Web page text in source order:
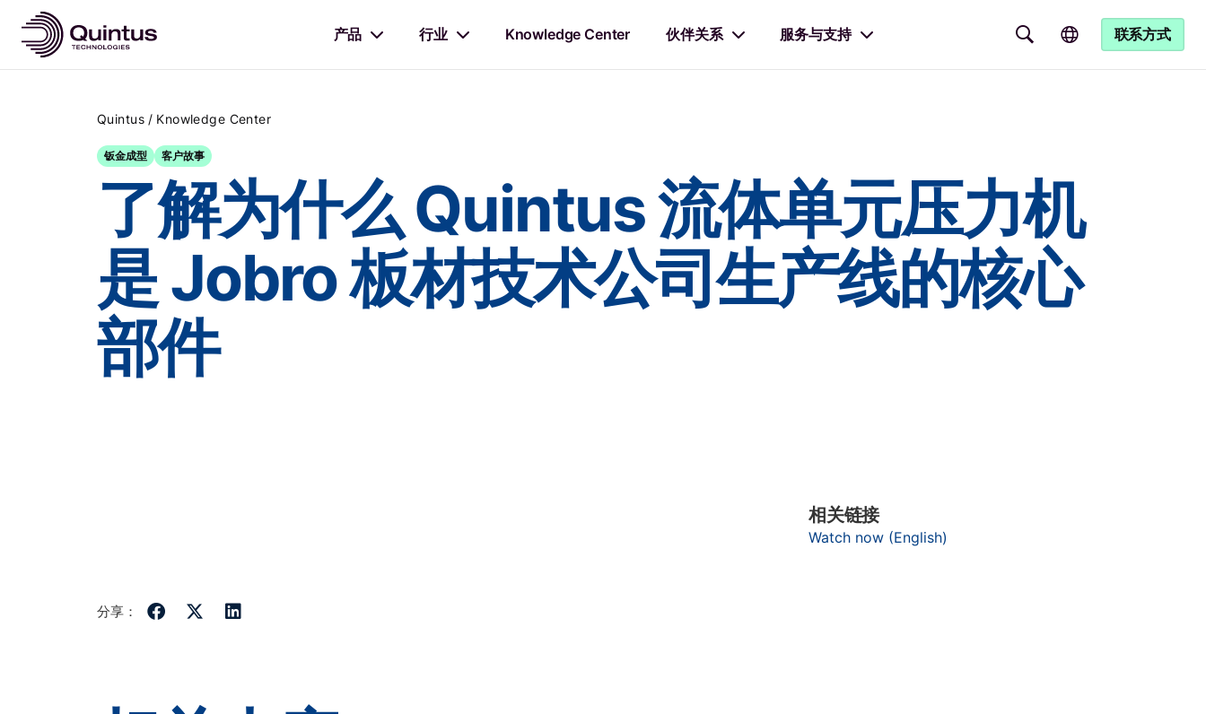
产品 行业 Knowledge Center 伙伴关系 服务与支持 联系方式
Quintus / Knowledge Center
钣金成型 客户故事
了解为什么 Quintus 流体单元压力机
是 Jobro 板材技术公司生产线的核心
部件
相关链接
Watch now (English)
分享：